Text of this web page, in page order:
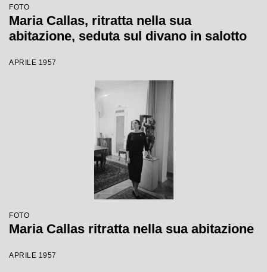
FOTO
Maria Callas, ritratta nella sua
abitazione, seduta sul divano in salotto
APRILE 1957
FOTO
Maria Callas ritratta nella sua abitazione
APRILE 1957